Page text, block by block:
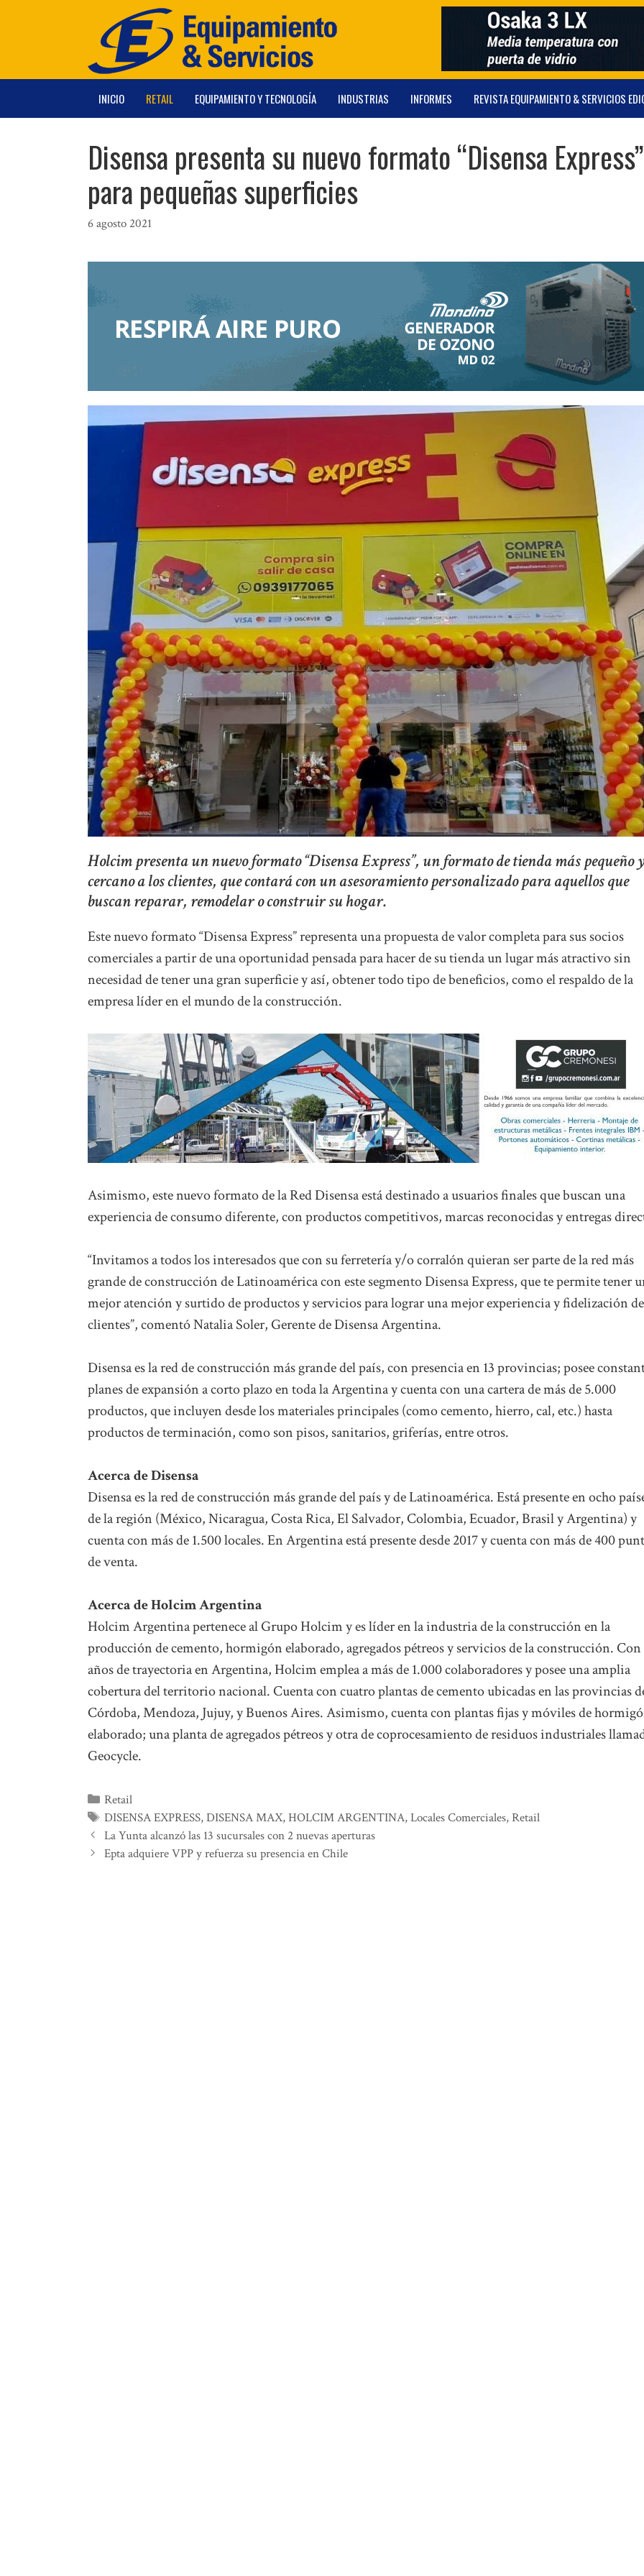
INICIO RETAIL EQUIPAMIENTO Y TECNOLOGÍA INDUSTRIAS INFORMES REVISTA EQUIPAMIENTO & SERVICIOS
Disensa presenta su nuevo formato “Disensa Express”
para pequeñas superficies
6 agosto 2021
Holcim presenta un nuevo formato “Disensa Express”, un formato de tienda más pequeño
cercano a los clientes, que contará con un asesoramiento personalizado para aquellos que
buscan reparar, remodelar o construir su hogar.
Este nuevo formato “Disensa Express” representa una propuesta de valor completa para sus socios
comerciales a partir de una oportunidad pensada para hacer de su tienda un lugar más atractivo sin
necesidad de tener una gran superficie y así, obtener todo tipo de beneficios, como el respaldo de la
empresa líder en el mundo de la construcción.
Asimismo, este nuevo formato de la Red Disensa está destinado a usuarios finales que buscan una
experiencia de consumo diferente, con productos competitivos, marcas reconocidas y entregas
“Invitamos a todos los interesados que con su ferretería y/o corralón quieran ser parte de la red más
grande de construcción de Latinoamérica con este segmento Disensa Express, que te permite tener
mejor atención y surtido de productos y servicios para lograr una mejor experiencia y fidelización
clientes”, comentó Natalia Soler, Gerente de Disensa Argentina.
Disensa es la red de construcción más grande del país, con presencia en 13 provincias; posee
planes de expansión a corto plazo en toda la Argentina y cuenta con una cartera de más de 5.000
productos, que incluyen desde los materiales principales (como cemento, hierro, cal, etc.) hasta
productos de terminación, como son pisos, sanitarios, griferías, entre otros.
Acerca de Disensa
Disensa es la red de construcción más grande del país y de Latinoamérica. Está presente en ocho
de la región (México, Nicaragua, Costa Rica, El Salvador, Colombia, Ecuador, Brasil y Argentina) y
cuenta con más de 1.500 locales. En Argentina está presente desde 2017 y cuenta con más de 400
de venta.
Acerca de Holcim Argentina
Holcim Argentina pertenece al Grupo Holcim y es líder en la industria de la construcción en la
producción de cemento, hormigón elaborado, agregados pétreos y servicios de la construcción. Con
años de trayectoria en Argentina, Holcim emplea a más de 1.000 colaboradores y posee una amplia
cobertura del territorio nacional. Cuenta con cuatro plantas de cemento ubicadas en las provincias
Córdoba, Mendoza, Jujuy, y Buenos Aires. Asimismo, cuenta con plantas fijas y móviles de
elaborado; una planta de agregados pétreos y otra de coprocesamiento de residuos industriales
Geocycle.
Categorías
Retail
Etiquetas
DISENSA EXPRESS,DISENSA MAX,HOLCIM ARGENTINA,Locales Comerciales,Retail
La Yunta alcanzó las 13 sucursales con 2 nuevas aperturas
Epta adquiere VPP y refuerza su presencia en Chile